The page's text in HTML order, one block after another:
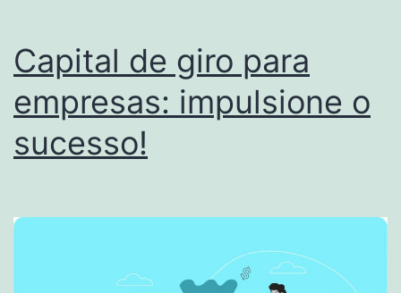
Capital de giro para
empresas: impulsione o
sucesso!